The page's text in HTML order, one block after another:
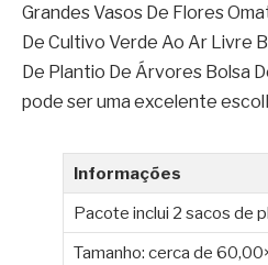
Grandes Vasos De Flores
De Cultivo Verde Ao Ar Livre
De Plantio De Árvores Bolsa
pode ser uma excelente
Informações
Pacote inclui 2 sacos de
Tamanho: cerca de